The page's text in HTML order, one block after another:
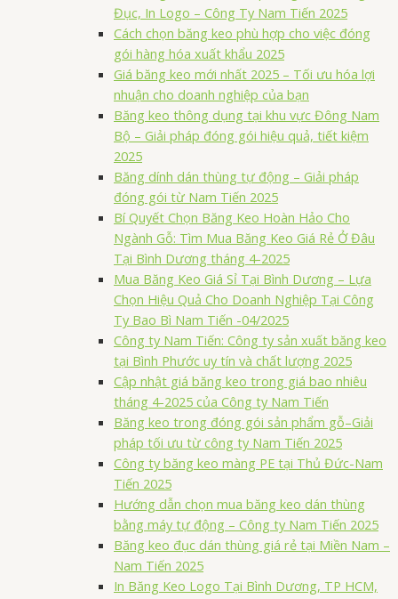
Đục, In Logo – Công Ty Nam Tiến 2025
Cách chọn băng keo phù hợp cho việc đóng
gói hàng hóa xuất khẩu 2025
Giá băng keo mới nhất 2025 – Tối ưu hóa lợi
nhuận cho doanh nghiệp của bạn
Băng keo thông dụng tại khu vực Đông Nam
Bộ – Giải pháp đóng gói hiệu quả, tiết kiệm
2025
Băng dính dán thùng tự động – Giải pháp
đóng gói từ Nam Tiến 2025
Bí Quyết Chọn Băng Keo Hoàn Hảo Cho
Ngành Gỗ: Tìm Mua Băng Keo Giá Rẻ Ở Đâu
Tại Bình Dương tháng 4-2025
Mua Băng Keo Giá Sỉ Tại Bình Dương – Lựa
Chọn Hiệu Quả Cho Doanh Nghiệp Tại Công
Ty Bao Bì Nam Tiến -04/2025
Công ty Nam Tiến: Công ty sản xuất băng keo
tại Bình Phước uy tín và chất lượng 2025
Cập nhật giá băng keo trong giá bao nhiêu
tháng 4-2025 của Công ty Nam Tiến
Băng keo trong đóng gói sản phẩm gỗ–Giải
pháp tối ưu từ công ty Nam Tiến 2025
Công ty băng keo màng PE tại Thủ Đức-Nam
Tiến 2025
Hướng dẫn chọn mua băng keo dán thùng
bằng máy tự động – Công ty Nam Tiến 2025
Băng keo đục dán thùng giá rẻ tại Miền Nam –
Nam Tiến 2025
In Băng Keo Logo Tại Bình Dương, TP HCM,